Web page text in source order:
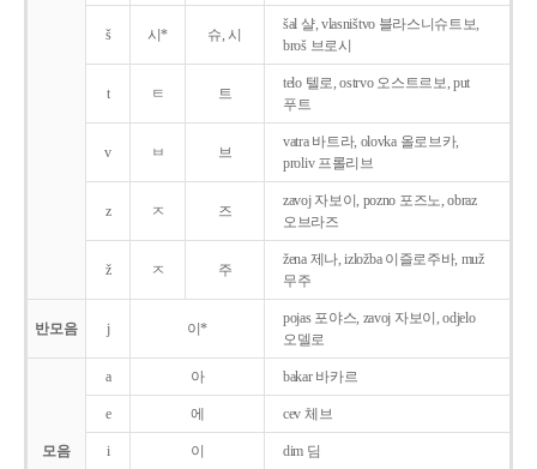
š 시* 슈, 시
šal 샬, vlasništvo 블라스니슈트보,
broš 브로시
t ㅌ 트
telo 텔로, ostrvo 오스트르보, put
푸트
v ㅂ 브
vatra 바트라, olovka 올로브카,
proliv 프롤리브
z ㅈ 즈
zavoj 자보이, pozno 포즈노, obraz
오브라즈
ž ㅈ 주
žena 제나, izložba 이즐로주바, muž
무주
반모음 j 이*
pojas 포야스, zavoj 자보이, odjelo
오델로
모음
a 아 bakar 바카르
e 에 cev 체브
i 이 dim 딤